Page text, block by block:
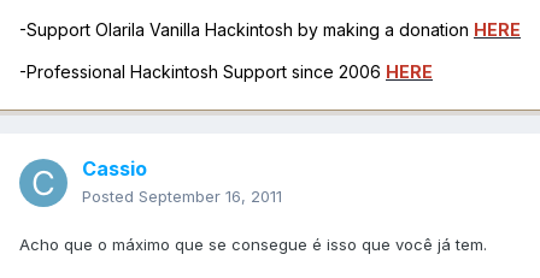
-Support Olarila Vanilla Hackintosh by making a donation HERE
-Professional Hackintosh Support since 2006 HERE
Cassio
Posted September 16, 2011
Acho que o máximo que se consegue é isso que você já tem.